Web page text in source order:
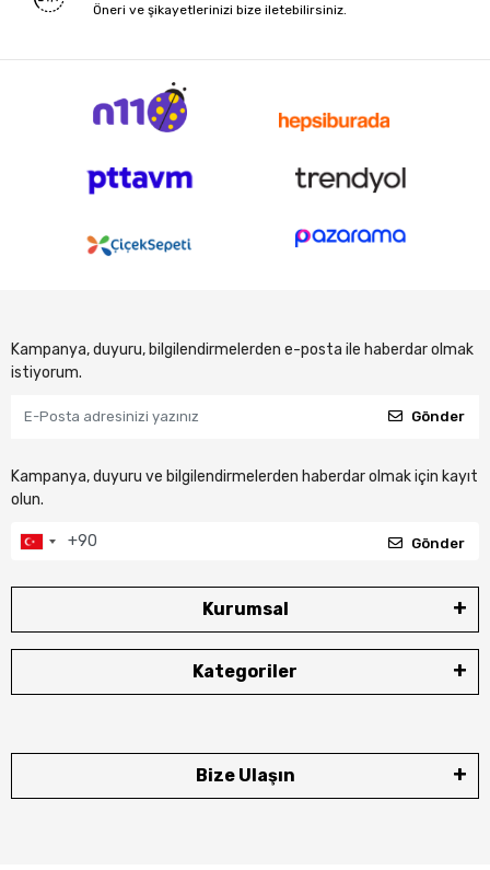
Öneri ve şikayetlerinizi bize iletebilirsiniz.
Kampanya, duyuru, bilgilendirmelerden e-posta ile haberdar olmak
istiyorum.
Gönder
Kampanya, duyuru ve bilgilendirmelerden haberdar olmak için kayıt
olun.
Gönder
Kurumsal
Kategoriler
Bize Ulaşın